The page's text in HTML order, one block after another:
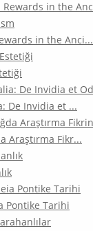
in the Anci...
De Invidia et ...
Araştırma Fikr...
Pontike Tarihi